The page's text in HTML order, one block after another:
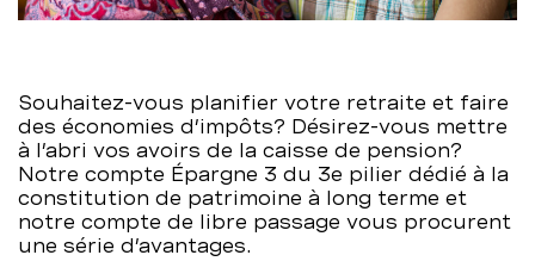
Souhaitez-vous planifier votre retraite et faire
des économies d’impôts? Désirez-vous mettre
à l’abri vos avoirs de la caisse de pension?
Notre compte Épargne 3 du 3e pilier dédié à la
constitution de patrimoine à long terme et
notre compte de libre passage vous procurent
une série d’avantages.